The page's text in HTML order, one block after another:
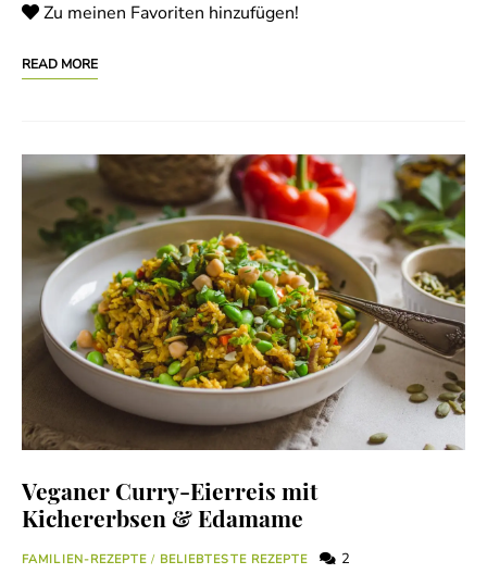
Zu meinen Favoriten hinzufügen!
READ MORE
Veganer Curry-Eierreis mit
Kichererbsen & Edamame
FAMILIEN-REZEPTE / BELIEBTESTE REZEPTE 2